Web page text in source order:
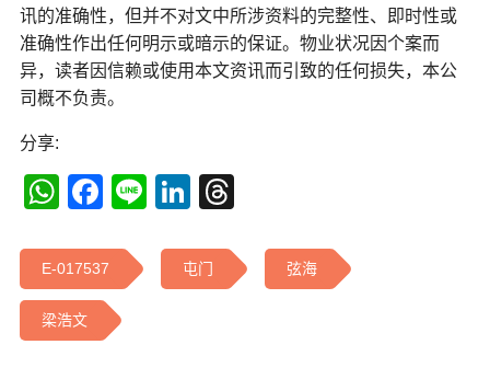
讯的准确性，但并不对文中所涉资料的完整性、即时性或
准确性作出任何明示或暗示的保证。物业状况因个案而
异，读者因信赖或使用本文资讯而引致的任何损失，本公
司概不负责。
分享:
WhatsApp
Facebook
LineLinkedIn
E-017537 屯门 弦海
梁浩文